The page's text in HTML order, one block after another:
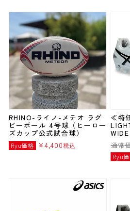
RHINO-ライノ-メテオ ラグ
ビーボール 4号球（ヒーロー
ズカップ公式試合球）
Ryu価格 ¥ 4,400税込
≪特
通常
Ryu